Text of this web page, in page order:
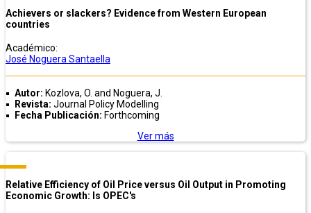
Achievers or slackers? Evidence from Western European
countries
Académico:
José Noguera Santaella
Autor: Kozlova, O. and Noguera, J.
Revista: Journal Policy Modelling
Fecha Publicación: Forthcoming
Ver más
Relative Efficiency of Oil Price versus Oil Output in Promoting
Economic Growth: Is OPEC's